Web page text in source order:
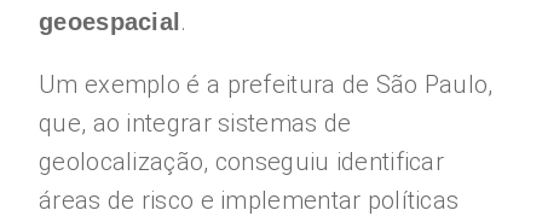
geoespacial .
Um exemplo é a prefeitura de São Paulo,
que, ao integrar sistemas de
geolocalização, conseguiu identificar
áreas de risco e implementar políticas